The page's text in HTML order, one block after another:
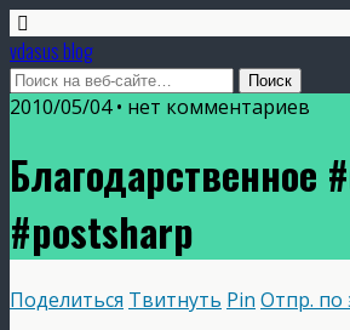
vdasus blog
2010/05/04 • нет комментариев
Благодарственное
#postsharp
Поделиться Твитнуть Pin Отпр. по